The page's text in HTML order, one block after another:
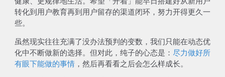
转化到用户教育再到用户留存的渠道闭环，努力开得更久一
些。
虽然现实往往充满了没办法预判的变数，我们只能在动态优
化中不断做新的选择。但对此，纯子的心态是： 尽力做好所
有眼下能做的事情，然后再看看之后会怎么样成长。